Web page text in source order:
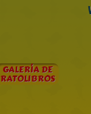
GALERÍA DE
RATOLIBROS